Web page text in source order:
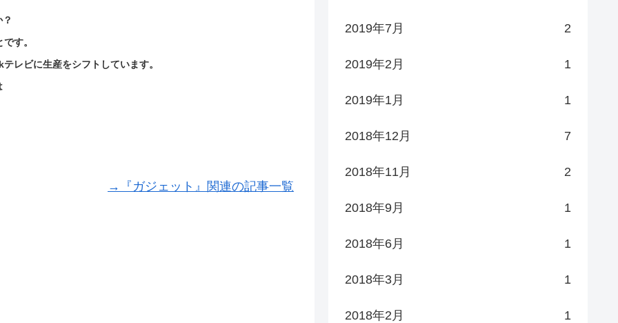
す。
レビに生産をシフトしています。
→『ガジェット』関連の記事一覧
2019年7月 2
2019年2月 1
2019年1月 1
2018年12月 7
2018年11月 2
2018年9月 1
2018年6月 1
2018年3月 1
2018年2月 1